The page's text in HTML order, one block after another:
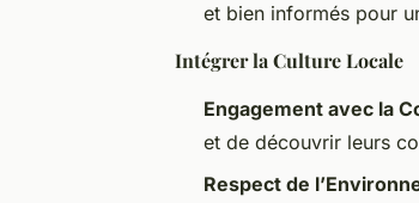
et bien informés pour
Intégrer la Culture Locale
Engagement avec la
et de découvrir leurs
Respect de